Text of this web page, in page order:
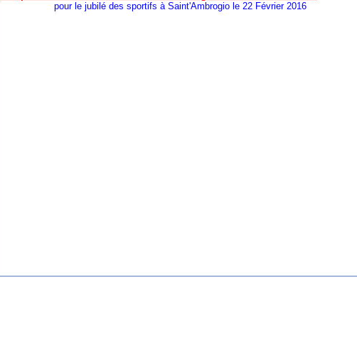
pour le jubilé des sportifs à Saint'Ambrogio le 22 Février 2016